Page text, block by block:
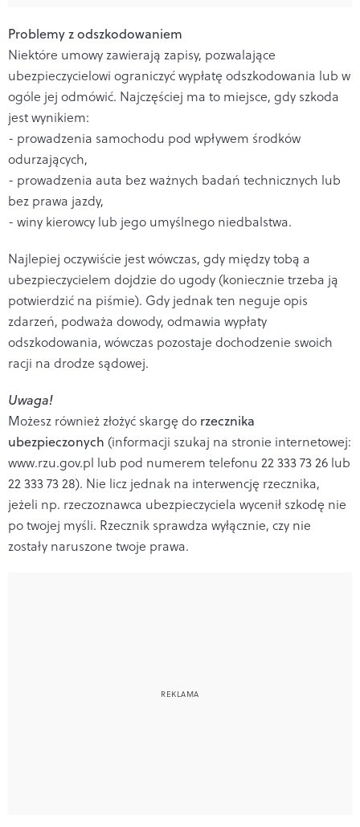
Problemy z odszkodowaniem
Niektóre umowy zawierają zapisy, pozwalające
ubezpieczycielowi ograniczyć wypłatę odszkodowania lub w
ogóle jej odmówić. Najczęściej ma to miejsce, gdy szkoda
jest wynikiem:
- prowadzenia samochodu pod wpływem środków
odurzających,
- prowadzenia auta bez ważnych badań technicznych lub
bez prawa jazdy,
- winy kierowcy lub jego umyślnego niedbalstwa.
Najlepiej oczywiście jest wówczas, gdy między tobą a
ubezpieczycielem dojdzie do ugody (koniecznie trzeba ją
potwierdzić na piśmie). Gdy jednak ten neguje opis
zdarzeń, podważa dowody, odmawia wypłaty
odszkodowania, wówczas pozostaje dochodzenie swoich
racji na drodze sądowej.
Uwaga!
Możesz również złożyć skargę do rzecznika
ubezpieczonych (informacji szukaj na stronie internetowej:
www.rzu.gov.pl lub pod numerem telefonu 22 333 73 26 lub
22 333 73 28). Nie licz jednak na interwencję rzecznika,
jeżeli np. rzeczoznawca ubezpieczyciela wycenił szkodę nie
po twojej myśli. Rzecznik sprawdza wyłącznie, czy nie
zostały naruszone twoje prawa.